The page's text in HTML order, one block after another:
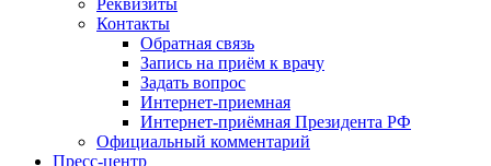
Реквизиты
Контакты
Обратная связь
Запись на приём к врачу
Задать вопрос
Интернет-приемная
Интернет-приёмная Президента РФ
Официальный комментарий
Пресс-центр